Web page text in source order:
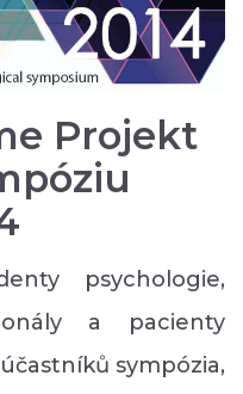
Projekt
psychologie,
a pacienty
sympózia,